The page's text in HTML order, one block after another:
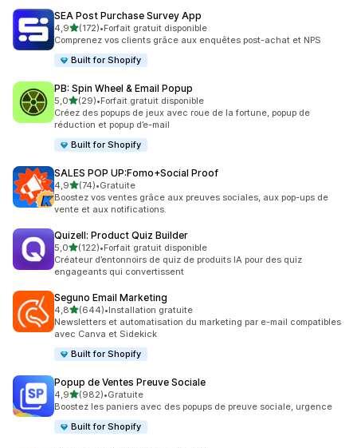
SEA Post Purchase Survey App
4,9étoile(s) sur 5
(172)
172 avis au total
•Forfait gratuit disponible
Comprenez vos clients grâce aux enquêtes post-achat et NPS
Built for Shopify
PB: Spin Wheel & Email Popup
5,0étoile(s) sur 5
(29)
29 avis au total
•Forfait gratuit disponible
Créez des popups de jeux avec roue de la fortune, popup de
réduction et popup d’e-mail
Built for Shopify
SALES POP UP:Fomo+Social Proof
4,9étoile(s) sur 5
(74)
74 avis au total
•Gratuite
Boostez vos ventes grâce aux preuves sociales, aux pop-ups de
vente et aux notifications.
Quizell: Product Quiz Builder
5,0étoile(s) sur 5
(122)
122 avis au total
•Forfait gratuit disponible
Créateur d’entonnoirs de quiz de produits IA pour des quiz
engageants qui convertissent
Seguno Email Marketing
4,8étoile(s) sur 5
(644)
644 avis au total
•Installation gratuite
Newsletters et automatisation du marketing par e-mail compatibles
avec Canva et Sidekick
Built for Shopify
Popup de Ventes Preuve Sociale
4,9étoile(s) sur 5
(982)
982 avis au total
•Gratuite
Boostez les paniers avec des popups de preuve sociale, urgence
Built for Shopify